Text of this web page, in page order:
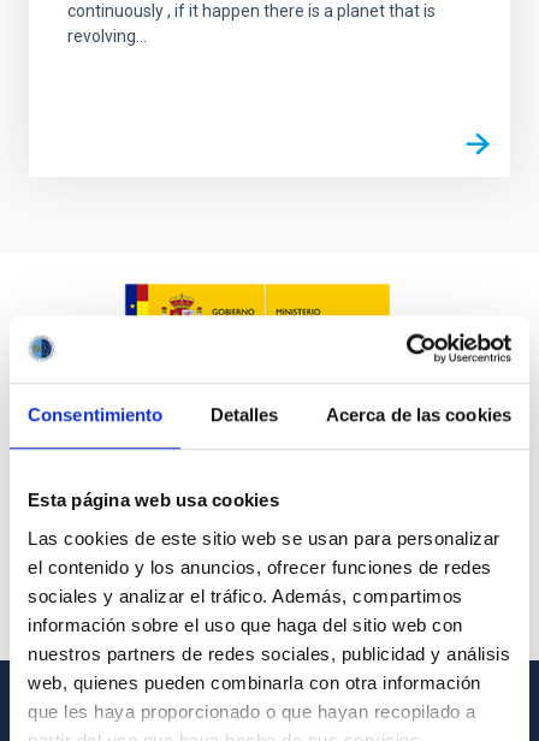
Consentimiento Detalles Acerca de las cookies
Esta página web usa cookies
Las cookies de este sitio web se usan para personalizar
el contenido y los anuncios, ofrecer funciones de redes
sociales y analizar el tráfico. Además, compartimos
información sobre el uso que haga del sitio web con
nuestros partners de redes sociales, publicidad y análisis
web, quienes pueden combinarla con otra información
que les haya proporcionado o que hayan recopilado a
continuously , if it happen there is a planet that is
revolving...
GENERAL INFORMATION